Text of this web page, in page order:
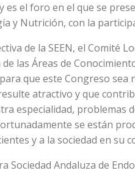
es el foro en el que se
y Nutrición, con la
de la SEEN, el Comité
las Áreas de
que este Congreso
atractivo y que
especialidad, problemas
se están
y a la sociedad en su
Sociedad Andaluza de